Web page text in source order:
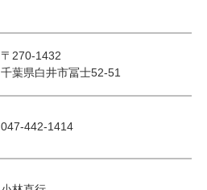
〒270-1432
千葉県白井市冨士52-51
047-442-1414